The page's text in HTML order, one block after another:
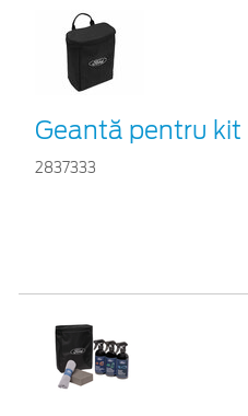
Geantă pentru kit
2837333